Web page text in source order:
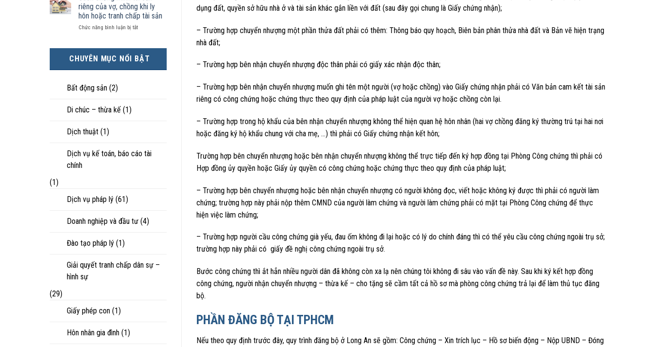
tế?
như
nào?
tốt
hơn
cũng
được
con
hôn
khi
hôn
nhân
Góc
nhìn
riêng của vợ, chồng khi ly
hôn hoặc tranh chấp tài sản
Chức năng bình luận bị tắtở
tài
chấp
CHUYÊN MỤC NỔI BẬT
Bất động sản (2)
Di chúc – thừa kế (1)
Dịch thuật (1)
Dịch vụ kế toán, báo cáo tài
chính
(1)
Dịch vụ pháp lý (61)
Doanh nghiệp và đầu tư (4)
Đào tạo pháp lý (1)
Giải quyết tranh chấp dân sự –
hình sự
(29)
Giấy phép con (1)
Hôn nhân gia đình (1)
dụng đất, quyền sở hữu nhà ở và tài sản khác gắn liền với đất (sau đây gọi chung là Giấy chứng nhận);
– Trường hợp chuyển nhượng một phần thửa đất phải có thêm: Thông báo quy hoạch, Biên bản phân thửa nhà đất và Bản vẽ hiện trạng
nhà đất;
– Trường hợp bên nhận chuyển nhượng độc thân phải có giấy xác nhận độc thân;
– Trường hợp bên nhận chuyển nhượng muốn ghi tên một người (vợ hoặc chồng) vào Giấy chứng nhận phải có Văn bản cam kết tài sản
riêng có công chứng hoặc chứng thực theo quy định của pháp luật của người vợ hoặc chồng còn lại.
– Trường hợp trong hộ khẩu của bên nhận chuyển nhượng không thể hiện quan hệ hôn nhân (hai vợ chồng đăng ký thường trú tại hai nơi
hoặc đăng ký hộ khẩu chung với cha mẹ, …) thì phải có Giấy chứng nhận kết hôn;
Trường hợp bên chuyển nhượng hoặc bên nhận chuyển nhượng không thể trực tiếp đến ký hợp đồng tại Phòng Công chứng thì phải có
Hợp đồng ủy quyền hoặc Giấy ủy quyền có công chứng hoặc chứng thực theo quy định của pháp luật;
– Trường hợp bên chuyển nhượng hoặc bên nhận chuyển nhượng có người không đọc, viết hoặc không ký được thì phải có người làm
chứng; trường hợp này phải nộp thêm CMND của người làm chứng và người làm chứng phải có mặt tại Phòng Công chứng để thực
hiện việc làm chứng;
– Trường hợp người cầu công chứng già yếu, đau ốm không đi lại hoặc có lý do chính đáng thì có thể yêu cầu công chứng ngoài trụ sở;
trường hợp này phải có giấy đề nghị công chứng ngoài trụ sở.
Bước công chứng thì ắt hẳn nhiều người dân đã không còn xa lạ nên chúng tôi không đi sâu vào vấn đề này. Sau khi ký kết hợp đồng
công chứng, người nhận chuyển nhượng – thừa kế – cho tặng sẽ cầm tất cả hồ sơ mà phòng công chứng trả lại để làm thủ tục đăng
bộ.
PHẦN ĐĂNG BỘ TẠI TPHCM
Nếu theo quy định trước đây, quy trình đăng bộ ở Long An sẽ gồm: Công chứng – Xin trích lục – Hồ sơ biến động – Nộp UBND – Đóng